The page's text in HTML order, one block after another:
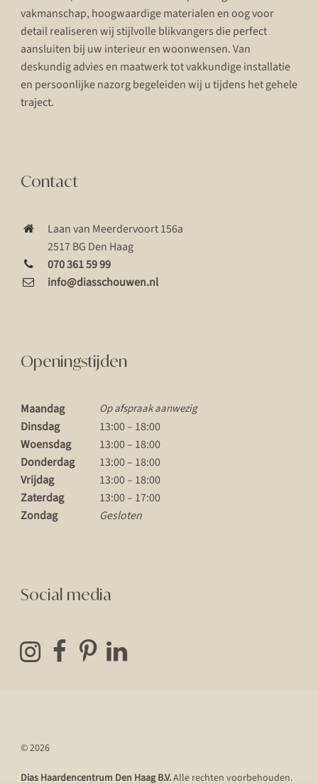
vakmanschap, hoogwaardige materialen en oog voor
detail realiseren wij stijlvolle blikvangers die perfect
aansluiten bij uw interieur en woonwensen. Van
deskundig advies en maatwerk tot vakkundige installatie
en persoonlijke nazorg begeleiden wij u tijdens het gehele
traject.
Contact
Laan van Meerdervoort 156a
2517 BG Den Haag
070 361 59 99
info@diasschouwen.nl
Openingstijden
Maandag Op afspraak aanwezig
Dinsdag
13:00 – 18:00
Woensdag
13:00 – 18:00
Donderdag
13:00 – 18:00
Vrijdag
13:00 – 18:00
Zaterdag
13:00 – 17:00
Zondag
Gesloten
Social media
© 2026
Dias Haardencentrum Den Haag B.V.Alle rechten voorbehouden.